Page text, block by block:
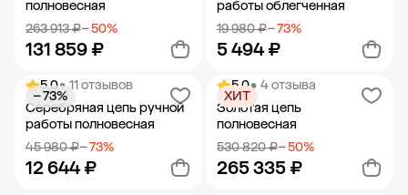
полновесная
263 913 ₽− 50%
131 859 ₽
Добавить в корзину
работы облегченная
19 980 ₽− 73%
5 494 ₽
Добавить в корзину
5.0• 11 отзывов
Серебряная цепь ручной
работы полновесная
45 980 ₽− 73%
12 644 ₽
− 73%
5.0• 4 отзыва
Золотая цепь
полновесная
530 820 ₽− 50%
265 335 ₽
ХИТ